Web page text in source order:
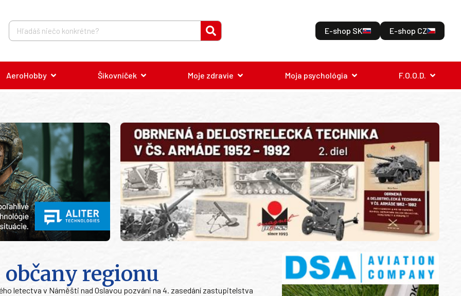
E-shop SK E-shop CZ
AeroHobby Šikovníček Moje zdravie Moja psychológia F.O.O.D.
občany regionu
letectva v Náměšti nad Oslavou pozváni na 4. zasedání zastupitelstva